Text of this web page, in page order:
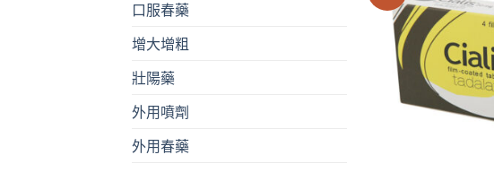
口服春藥
增大增粗
壯陽藥
外用噴劑
外用春藥